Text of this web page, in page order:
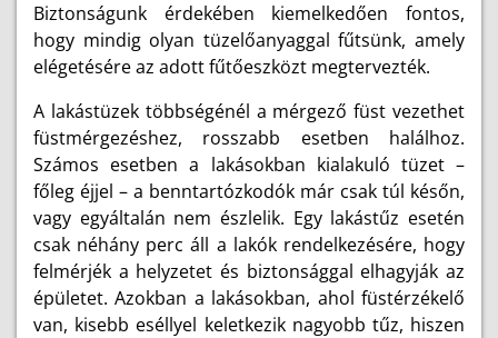
Biztonságunk érdekében kiemelkedően fontos,
hogy mindig olyan tüzelőanyaggal fűtsünk, amely
elégetésére az adott fűtőeszközt megtervezték.
A lakástüzek többségénél a mérgező füst vezethet
füstmérgezéshez, rosszabb esetben halálhoz.
Számos esetben a lakásokban kialakuló tüzet –
főleg éjjel – a benntartózkodók már csak túl későn,
vagy egyáltalán nem észlelik. Egy lakástűz esetén
csak néhány perc áll a lakók rendelkezésére, hogy
felmérjék a helyzetet és biztonsággal elhagyják az
épületet. Azokban a lakásokban, ahol füstérzékelő
van, kisebb eséllyel keletkezik nagyobb tűz, hiszen